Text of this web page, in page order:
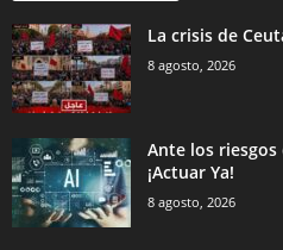
La crisis de
8 agosto, 2026
Ante los riesgos
¡Actuar Ya!
8 agosto, 2026